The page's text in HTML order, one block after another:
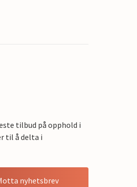
tilbud på opphold i
til å delta i
nyhetsbrev